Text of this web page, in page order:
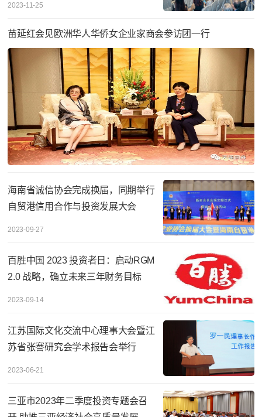
2023-11-25
苗延红会见欧洲华人华侨女企业家商会参访团一行
海南省诚信协会完成换届，同期举行
自贸港信用合作与投资发展大会
2023-09-27
百胜中国 2023 投资者日：启动RGM
2.0 战略，确立未来三年财务目标
2023-09-14
江苏国际文化交流中心理事大会暨江
苏省张謇研究会学术报告会举行
2023-06-21
三亚市2023年二季度投资专题会召